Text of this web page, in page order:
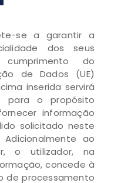
se a garantir a
dos seus
do
de Dados (UE)
inserida servirá
para o propósito
informação
solicitado neste
ao
o utilizador, na
concede à
de processamento